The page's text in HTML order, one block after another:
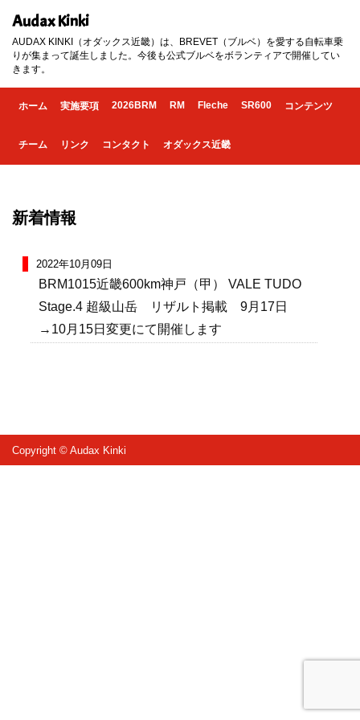
Audax Kinki
AUDAX KINKI（オダックス近畿）は、BREVET（ブルベ）を愛する自転車乗
りが集まって誕生しました。今後も公式ブルベをボランティアで開催してい
きます。
ホーム 実施要項 2026BRM RM Fleche SR600 コンテンツ
チーム リンク コンタクト オダックス近畿
新着情報
2022年10月09日
BRM1015近畿600km神戸（甲） VALE TUDO
Stage.4 超級山岳 リザルト掲載 9月17日
→10月15日変更にて開催します
Copyright © Audax Kinki